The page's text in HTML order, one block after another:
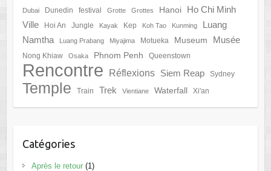
Dubai Dunedin festival Grotte Grottes Hanoi
Ho Chi Minh
Ville
Hoi An Jungle Kayak Kep Koh Tao Kunming
Luang
Namtha
Luang Prabang Miyajima Motueka Museum Musée
Nong Khiaw Osaka Phnom Penh Queenstown
Rencontre Réflexions Siem Reap Sydney
Temple Train Trek Vientiane Waterfall Xi'an
Catégories
Après le retour(1)